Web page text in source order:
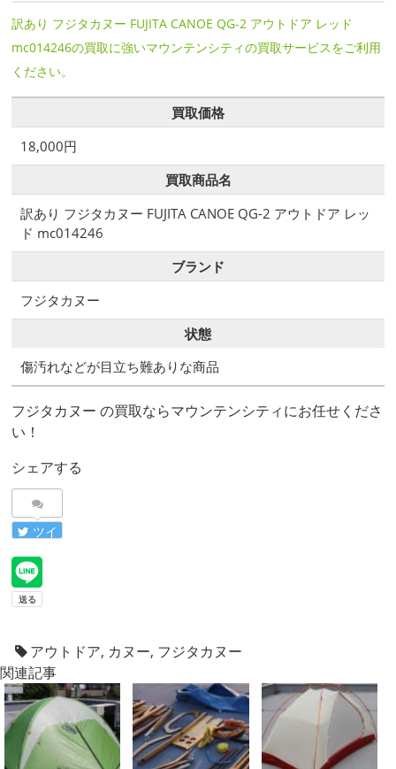
訳あり フジタカヌー FUJITA CANOE QG-2 アウトドア レッド
mc014246の買取に強いマウンテンシティの買取サービスをご利用
ください。
買取価格
18,000円
買取商品名
訳あり フジタカヌー FUJITA CANOE QG-2 アウトドア レッ
ド mc014246
ブランド
フジタカヌー
状態
傷汚れなどが目立ち難ありな商品
フジタカヌー の買取ならマウンテンシティにお任せくださ
い！
シェアする
ツイ
アウトドア, カヌー, フジタカヌー
関連記事